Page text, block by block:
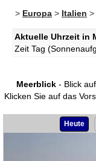
> Europa > Italien >
Aktuelle Uhrzeit in
Zeit Tag
Meerblick - Blick
Klicken Sie auf das
Heute